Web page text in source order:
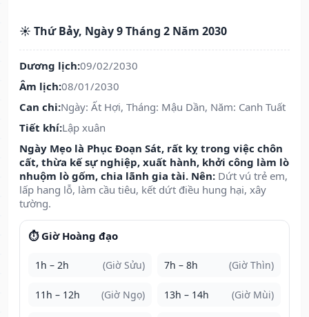
☀️ Thứ Bảy, Ngày 9 Tháng 2 Năm 2030
Dương lịch:09/02/2030
Âm lịch:08/01/2030
Can chi:Ngày: Ất Hợi, Tháng: Mậu Dần, Năm: Canh Tuất
Tiết khí:Lập xuân
Ngày Mẹo là Phục Đoạn Sát, rất kỵ trong việc chôn
cất, thừa kế sự nghiệp, xuất hành, khởi công làm lò
nhuộm lò gốm, chia lãnh gia tài. Nên: Dứt vú trẻ em,
lấp hang lỗ, làm cầu tiêu, kết dứt điều hung hại, xây
tường.
⏱️ Giờ Hoàng đạo
1h – 2h (Giờ Sửu) 7h – 8h (Giờ Thìn)
11h – 12h (Giờ Ngọ) 13h – 14h (Giờ Mùi)